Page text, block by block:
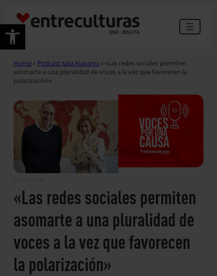
Abrir barra de herramientas
Home » Podcast Julia Navarro » «Las redes sociales permiten
asomarte a una pluralidad de voces a la vez que favorecen la
polarización»
«Las redes sociales permiten
asomarte a una pluralidad de
voces a la vez que favorecen
la polarización»